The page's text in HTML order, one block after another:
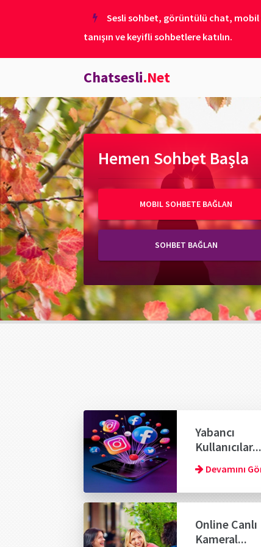
Sesli sohbet, görüntülü chat, mobil
tanışın ve keyifli sohbetlere katılın.
Chatsesli.Net
Hemen Sohbet Başla
MOBIL SOHBETE BAĞLAN
SOHBET BAĞLAN
Yabancı
Kullanıcılar...
Devamını
Online Canlı
Kameral...